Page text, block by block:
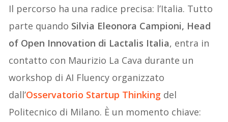
Il percorso ha una radice precisa: l’Italia. Tutto
parte quando Silvia Eleonora Campioni, Head
of Open Innovation di Lactalis Italia, entra in
contatto con Maurizio La Cava durante un
workshop di AI Fluency organizzato
dall’Osservatorio Startup Thinking del
Politecnico di Milano. È un momento chiave: